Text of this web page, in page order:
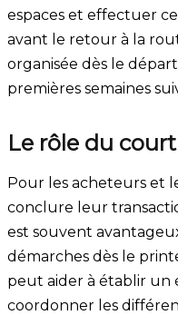
espaces et effectuer
avant le retour à la
organisée dès le
premières semaines
Le rôle du
Pour les acheteurs et
conclure leur
est souvent
démarches dès le
peut aider à établir un
coordonner les